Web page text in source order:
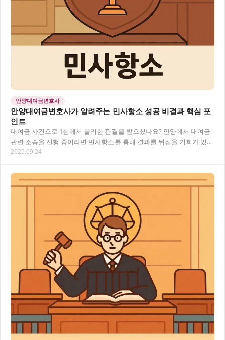
안양대여금변호사
안양대여금변호사가 알려주는 민사항소 성공 비결과 핵심 포
인트
대여금 사건으로 1심에서 불리한 판결을 받으셨나요? 안양에서 대여금
관련 소송을 진행 중이라면 민사항소를 통해 결과를 뒤집을 기회가 있습
니다. 이 글에서는 안양 지역에서 대여금 문…
2025.09.24